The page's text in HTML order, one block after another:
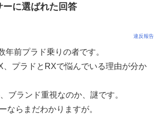
ーに選ばれた回答
違反報告
年前プラド乗りの者です。
、プラドとRXで悩んでいる理由が分か
ブランド重視なのか、謎です。
ならまだわかりますが。